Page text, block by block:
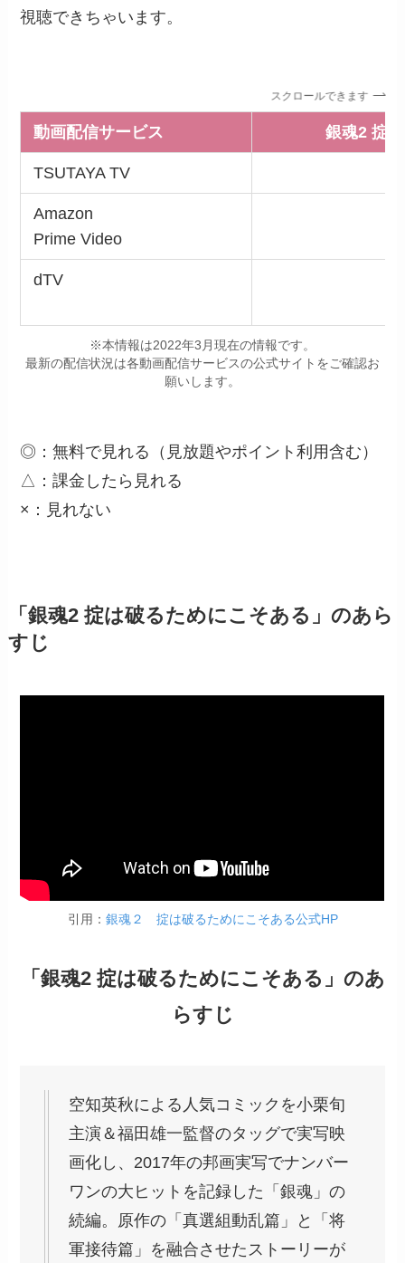
視聴できちゃいます。
スクロールできます
動画配信サービス 銀魂2 掟
TSUTAYA TV
Amazon
Prime Video
dTV
※本情報は2022年3月現在の情報です。
最新の配信状況は各動画配信サービスの公式サイトをご確認お
願いします。
◎：無料で見れる（見放題やポイント利用含む）
△：課金したら見れる
×：見れない
「銀魂2 掟は破るためにこそある」のあら
すじ
引用： 銀魂２ 掟は破るためにこそある公式HP
「銀魂2 掟は破るためにこそある」のあ
らすじ
空知英秋による人気コミックを小栗旬
主演＆福田雄一監督のタッグで実写映
画化し、2017年の邦画実写でナンバー
ワンの大ヒットを記録した「銀魂」の
続編。原作の「真選組動乱篇」と「将
軍接待篇」を融合させたストーリーが